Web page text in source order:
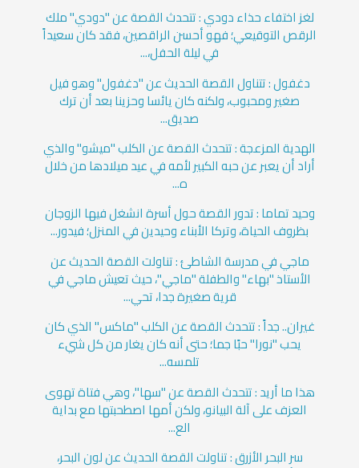
لغز اختفاء حذاء دودي : تتحدث القصة عن "دودي" ملك
الرقص التوقيعي؛ فهو أحسن الراقصين، فقد كان سعيداً
في ليلة الحفل،...
دغفول : تتناول القصة الحديث عن "دغفول" وهو فيل
صغير ومحبوب، ولكنه كان يائسا وحزينا بعد أن ترك
صديق...
الهدية المزعجة : تتحدث القصة عن الكلب "ميشو" والذي
أراد أن يعبر عن حبه الكبير لأمه في عيد ميلادها من خلال
ه...
وحيد تماما : تدور القصة حول أسرة انشغل فيها الزوجان
بظروف الحياة، وتركا الأبناء وحيدين في المنزل؛ فيدور...
ماجي في مدرسة الشاطئ : تناولت القصة الحديث عن
الأستاذ "بهاء" والطفلة "ماجي"، حيث تعيش ماجي في
قرية صغيرة جدا، تحي...
غيران.. جداً : تتحدث القصة عن الكلب "ماكس" الذي كان
يحب "نورا" حبًا جما؛ حتى أنه كان يغار من كل شيء
تلمسه...
هذا ما أريد : تتحدث القصة عن "سها"، وهي فتاة تهوى
العزف على آلة البيانو، ولكن أمها اصطحبتها مع بداية
الع...
سر البحر الأزرق : تناولت القصة الحديث عن لون البحر،